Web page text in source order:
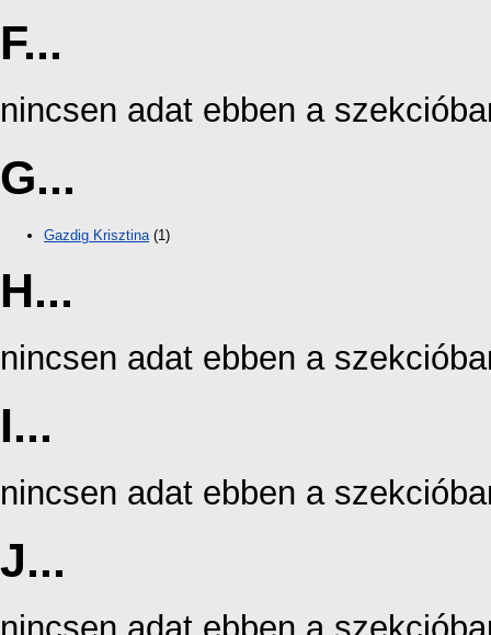
F...
nincsen adat ebben a
G...
Gazdig Krisztina (1)
H...
nincsen adat ebben a
I...
nincsen adat ebben a
J...